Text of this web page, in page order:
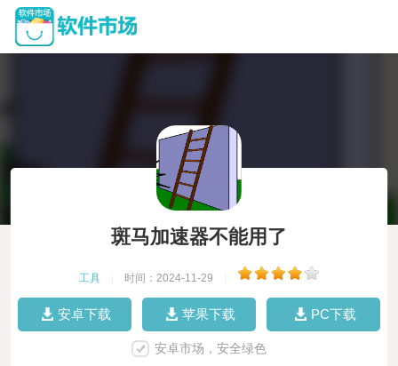
斑马加速器不能用了
工具 时间：2024-11-29
安卓下载 苹果下载 PC下载
安卓市场，安全绿色